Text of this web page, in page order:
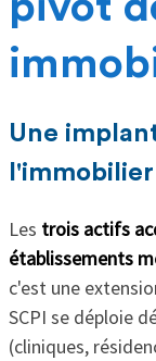
Une
Les trois actifs
établissements
c'est une
SCPI se déploie
(cliniques,